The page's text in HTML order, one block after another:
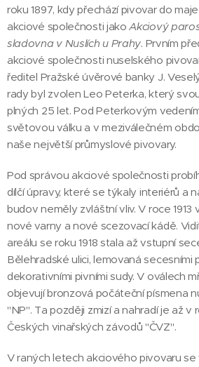
roku 1897, kdy přechází pivovar do
akciové společnosti jakoAkciový
sladovna v Nuslích u Prahy. Prvním
akciové společnosti nuselského
ředitel Pražské úvěrové banky J.
rady byl zvolen Leo Peterka, který
plných 25 let. Pod Peterkovým
světovou válku a v meziválečném
naše největší průmyslové pivovary.
Pod správou akciové společnosti
dílčí úpravy, které se týkaly interiérů a
budov neměly zvláštní vliv. V roce 1913
nové varny a nové scezovací kádě.
areálu se roku 1918 stala až vstupní
Bělehradské ulici, lemovaná secesními
dekorativními pivními sudy. V oválech
objevují bronzová počáteční písmena
"NP". Ta později zmizí a nahradí je až v
Českých vinařských závodů "ČVZ".
V raných letech akciového pivovaru se